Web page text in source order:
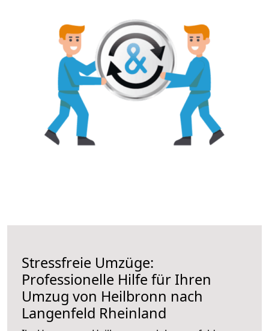
Stressfreie Umzüge:
Professionelle Hilfe für Ihren
Umzug von Heilbronn nach
Langenfeld Rheinland